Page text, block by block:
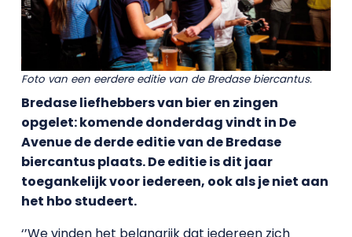
Foto van een eerdere editie van de Bredase biercantus.
Bredase liefhebbers van bier en zingen
opgelet: komende donderdag vindt in De
Avenue de derde editie van de Bredase
biercantus plaats. De editie is dit jaar
toegankelijk voor iedereen, ook als je niet aan
het hbo studeert.